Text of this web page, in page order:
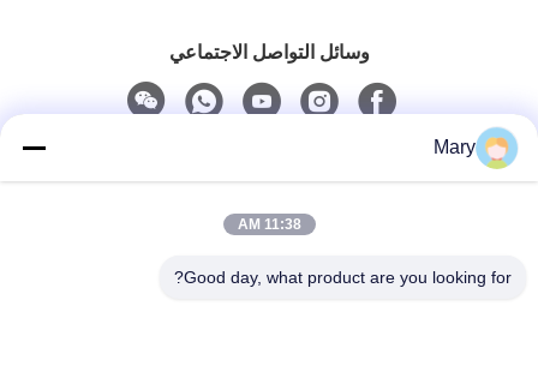
وسائل التواصل الاجتماعي
0086-13711630819
Mary
11:38 AM
Good day, what product are you looking for?